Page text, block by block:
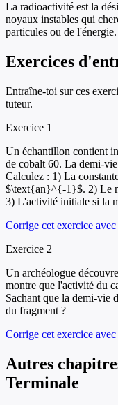
La radioactivité est la
noyaux instables qui
particules ou de l'énergie.
Exercices
Entraîne-toi sur ces
tuteur.
Exercice 1
Un échantillon contient
de cobalt 60. La demi-
Calculez : 1) La
$\text{an}^{-1}$. 2) Le
3) L'activité initiale si la
Corrige cet exercice
Exercice 2
Un archéologue
montre que l'activité du
Sachant que la demi-vie
du fragment ?
Corrige cet exercice
Autres
Terminale